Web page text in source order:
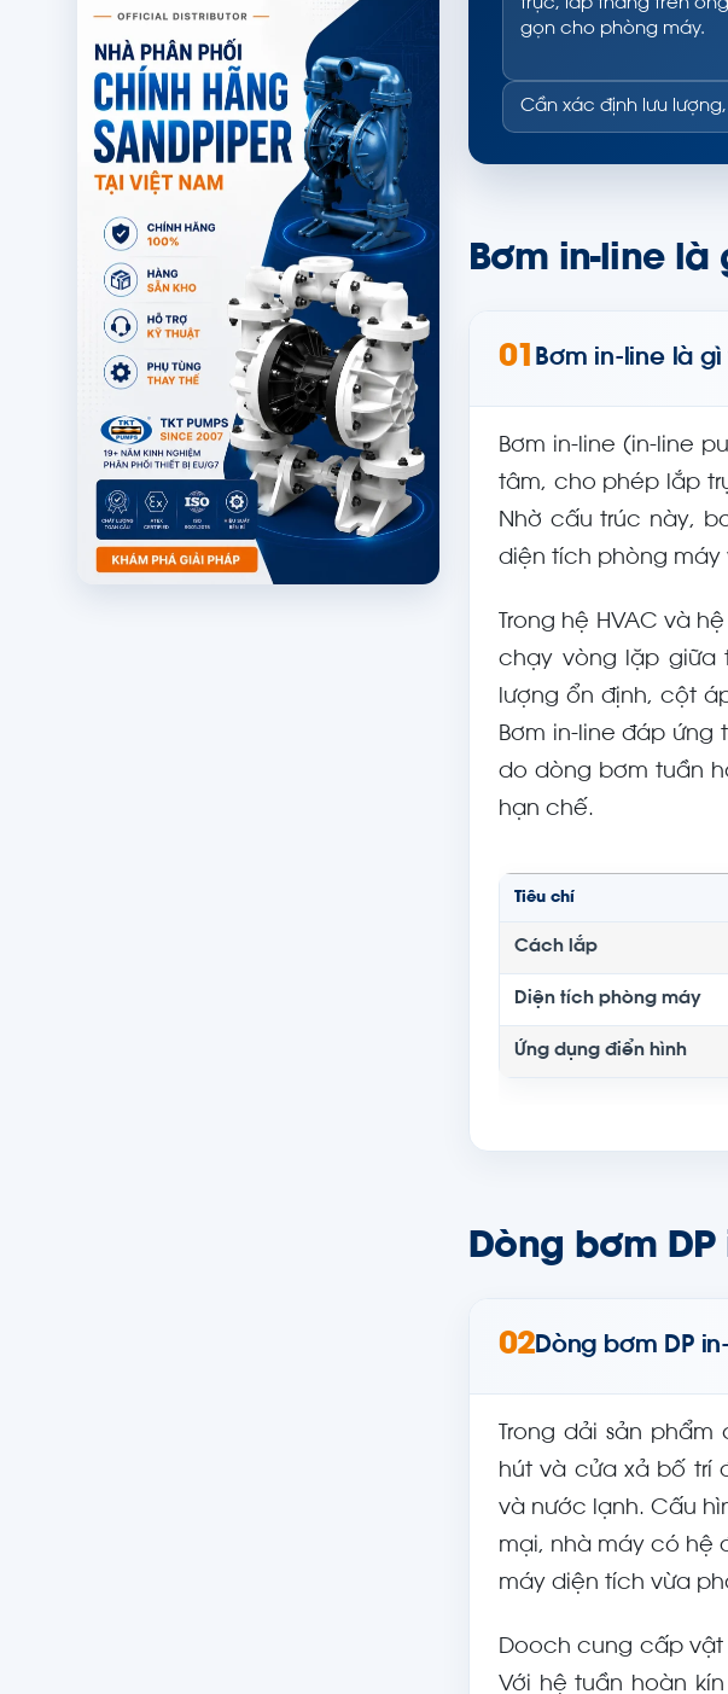
trục, lắp thẳng trên
gọn cho phòng máy.
Cần xác định lưu
Bơm in-line là
01 Bơm in-line là
Bơm in-line (in-line
tâm, cho phép lắp
Nhờ cấu trúc này,
diện tích phòng
Trong hệ HVAC và
chạy vòng lặp giữa
lượng ổn định, cột
Bơm in-line đáp ứng
do dòng bơm tuần
hạn chế.
Tiêu chí
Cách lắp
Diện tích phòng máy
Ứng dụng điển hình
Dòng bơm
02 Dòng bơm DP
Trong dải sản
hút và cửa xả bố trí
và nước lạnh. Cấu
mại, nhà máy có hệ
máy diện tích vừa
Dooch cung cấp vật
Với hệ tuần hoàn